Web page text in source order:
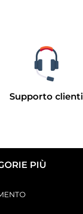
Supporto clienti
PIÙ